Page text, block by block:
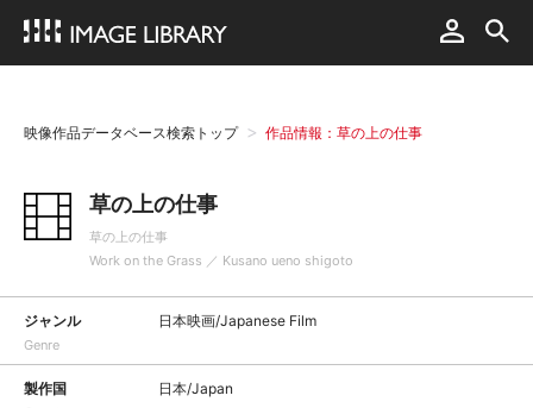
映像作品データベース検索トップ 作品情報：草の上の仕事
草の上の仕事
草の上の仕事
Work on the Grass ／ Kusano ueno shigoto
ジャンル
Genre
日本映画/Japanese Film
製作国 日本/Japan